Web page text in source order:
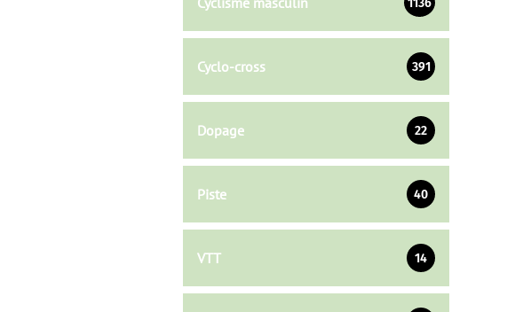
Cyclo-cross 391
Dopage 22
Piste 40
VTT 14